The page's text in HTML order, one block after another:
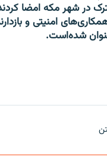
در شهر مکه امضا
امنیتی و
شده‌است.